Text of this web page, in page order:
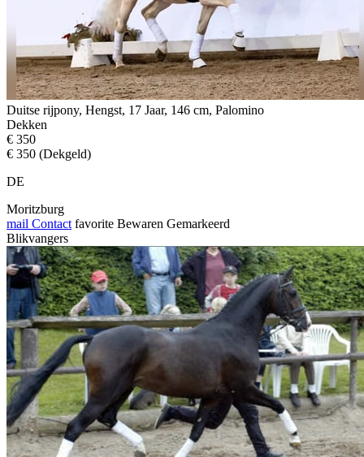
Duitse rijpony, Hengst, 17 Jaar, 146 cm, Palomino
Dekken
€ 350
€ 350 (Dekgeld)
DE
Moritzburg
mail Contact favorite Bewaren Gemarkeerd
Blikvangers